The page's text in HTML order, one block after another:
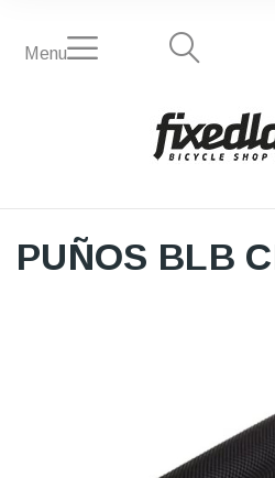
Menu
PUÑOS BLB